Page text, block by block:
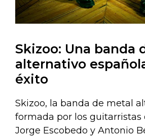
Skizoo: Una banda
alternativo
éxito
Skizoo, la banda de metal
formada por los guitarristas
Jorge Escobedo y Antonio